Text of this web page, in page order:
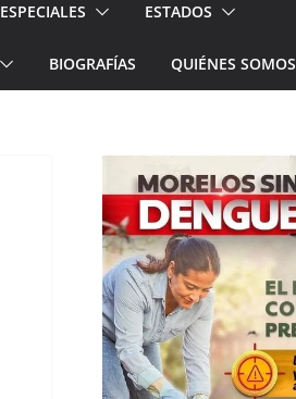
ESPECIALES ESTADOS
BIOGRAFÍAS QUIÉNES SOMOS